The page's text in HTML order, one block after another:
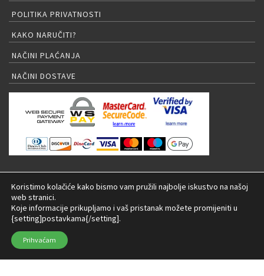
POLITIKA PRIVATNOSTI
KAKO NARUČITI?
NAČINI PLAĆANJA
NAČINI DOSTAVE
PRIJAVA NA NEWSLETTER
© 2026 LED rasvjeta Internet trgovina |
Koristimo kolačiće kako bismo vam pružili najbolje iskustvo na našoj
web stranici.
Koje informacije prikupljamo i vaš pristanak možete promijeniti u
{setting]postavkama{/setting].
Prihvaćam